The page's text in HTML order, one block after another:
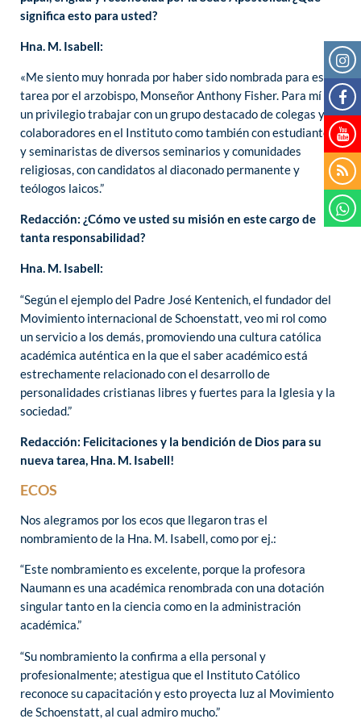
significa esto para usted?
Hna. M. Isabell:
«Me siento muy honrada por haber sido nombrada para esta
tarea por el arzobispo, Monseñor Anthony Fisher. Para mí es
un privilegio trabajar con un grupo destacado de colegas y
colaboradores en el Instituto como también con estudiantes
y seminaristas de diversos seminarios y comunidades
religiosas, con candidatos al diaconado permanente y
teólogos laicos.”
Redacción: ¿Cómo ve usted su misión en este cargo de
tanta responsabilidad?
Hna. M. Isabell:
“Según el ejemplo del Padre José Kentenich, el fundador del
Movimiento internacional de Schoenstatt, veo mi rol como
un servicio a los demás, promoviendo una cultura católica
académica auténtica en la que el saber académico está
estrechamente relacionado con el desarrollo de
personalidades cristianas libres y fuertes para la Iglesia y la
sociedad.”
Redacción: Felicitaciones y la bendición de Dios para su
nueva tarea, Hna. M. Isabell!
ECOS
Nos alegramos por los ecos que llegaron tras el
nombramiento de la Hna. M. Isabell, como por ej.:
“Este nombramiento es excelente, porque la profesora
Naumann es una académica renombrada con una dotación
singular tanto en la ciencia como en la administración
académica.”
“Su nombramiento la confirma a ella personal y
profesionalmente; atestigua que el Instituto Católico
reconoce su capacitación y esto proyecta luz al Movimiento
de Schoenstatt, al cual admiro mucho.”